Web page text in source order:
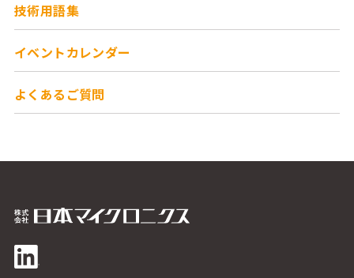
技術用語集
イベントカレンダー
よくあるご質問